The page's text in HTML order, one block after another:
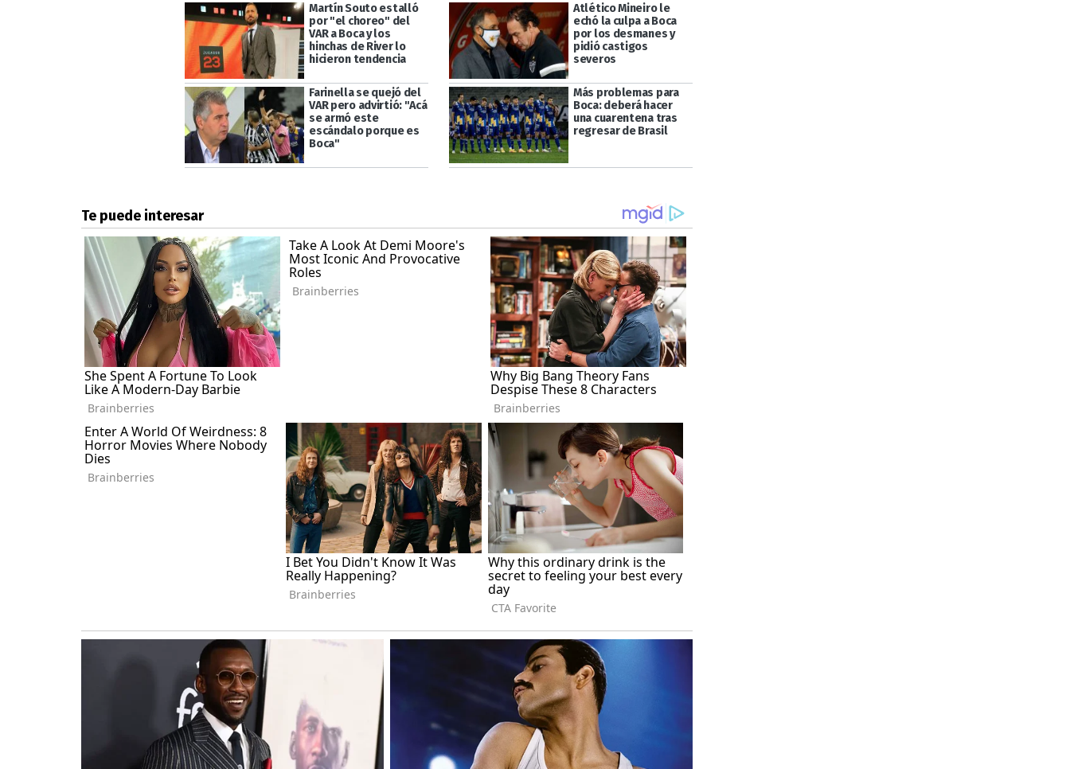
Martín Souto estalló
por "el choreo" del
VAR a Boca y los
hinchas de River lo
hicieron tendencia
Atlético Mineiro le
echó la culpa a Boca
por los desmanes y
pidió castigos
severos
Farinella se quejó del
VAR pero advirtió: "Acá
se armó este
escándalo porque es
Boca"
Más problemas para
Boca: deberá hacer
una cuarentena tras
regresar de Brasil